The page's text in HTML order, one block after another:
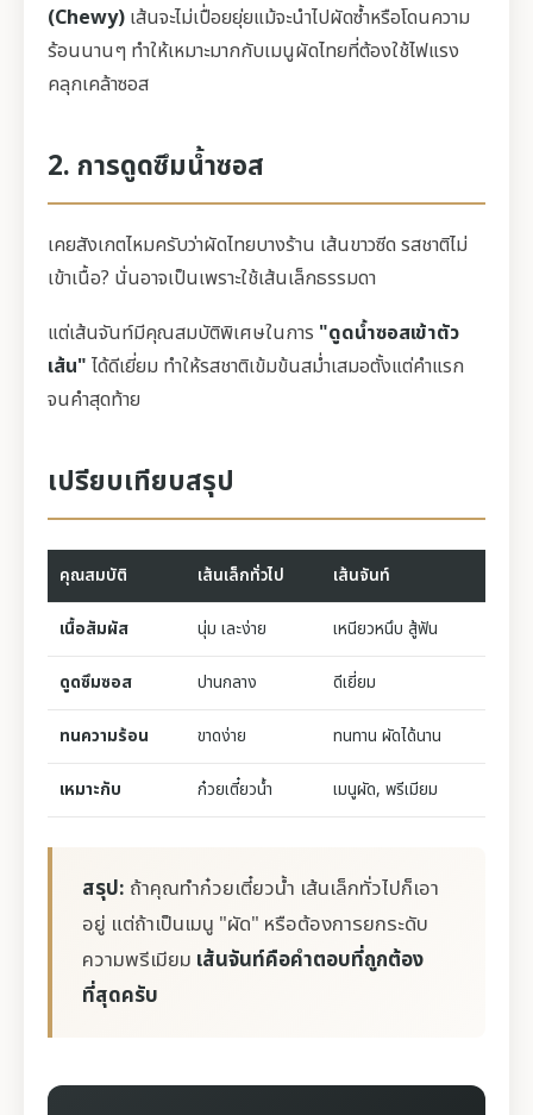
(Chewy) เส้นจะไม่เปื่อยยุ่ยแม้จะนำไปผัดซ้ำหรือโดนความ
ร้อนนานๆ ทำให้เหมาะมากกับเมนูผัดไทยที่ต้องใช้ไฟแรง
คลุกเคล้าซอส
2. การดูดซึมน้ำซอส
เคยสังเกตไหมครับว่าผัดไทยบางร้าน เส้นขาวซีด รสชาติไม่
เข้าเนื้อ? นั่นอาจเป็นเพราะใช้เส้นเล็กธรรมดา
แต่เส้นจันท์มีคุณสมบัติพิเศษในการ "ดูดน้ำซอสเข้าตัว
เส้น" ได้ดีเยี่ยม ทำให้รสชาติเข้มข้นสม่ำเสมอตั้งแต่คำแรก
จนคำสุดท้าย
เปรียบเทียบสรุป
คุณสมบัติ เส้นเล็กทั่วไป เส้นจันท์
เนื้อสัมผัส นุ่ม เละง่าย เหนียวหนึบ สู้ฟัน
ดูดซึมซอส ปานกลาง ดีเยี่ยม
ทนความร้อน ขาดง่าย ทนทาน ผัดได้นาน
เหมาะกับ ก๋วยเตี๋ยวน้ำ เมนูผัด, พรีเมียม
สรุป: ถ้าคุณทำก๋วยเตี๋ยวน้ำ เส้นเล็กทั่วไปก็เอา
อยู่ แต่ถ้าเป็นเมนู "ผัด" หรือต้องการยกระดับ
ความพรีเมียม เส้นจันท์คือคำตอบที่ถูกต้อง
ที่สุดครับ